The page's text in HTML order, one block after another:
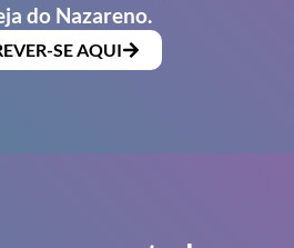
do Nazareno.
SE AQUI